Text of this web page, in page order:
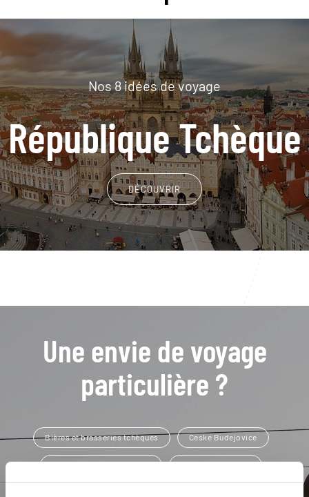
Nos 8 idées de voyage
République Tchèque
DÉCOUVRIR
Une envie de voyage
particulière ?
Bières et brasseries tchèques Ceske Budejovice
Château de Cervena Lhota Château de Prague